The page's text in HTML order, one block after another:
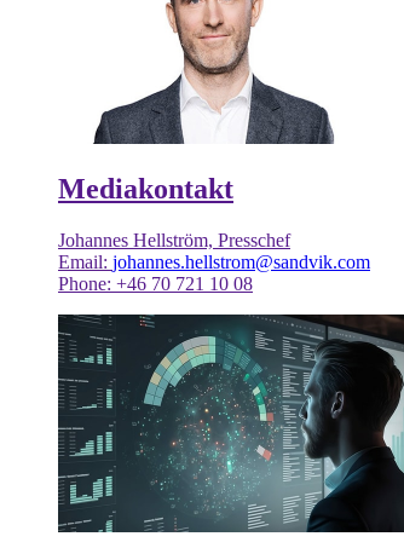
Mediakontakt
Johannes Hellström, Presschef
Email: johannes.hellstrom@sandvik.com
Phone: +46 70 721 10 08